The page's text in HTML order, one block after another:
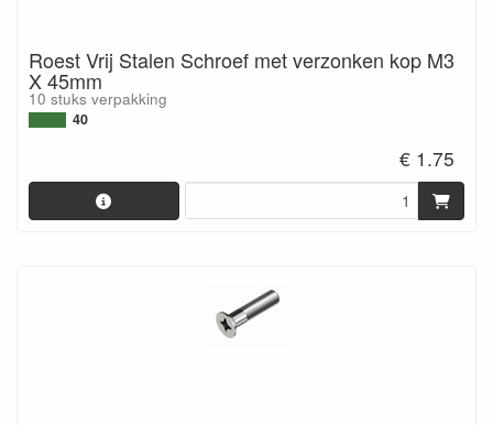
Roest Vrij Stalen Schroef met verzonken kop M3
X 45mm
10 stuks verpakking
40
€ 1.75